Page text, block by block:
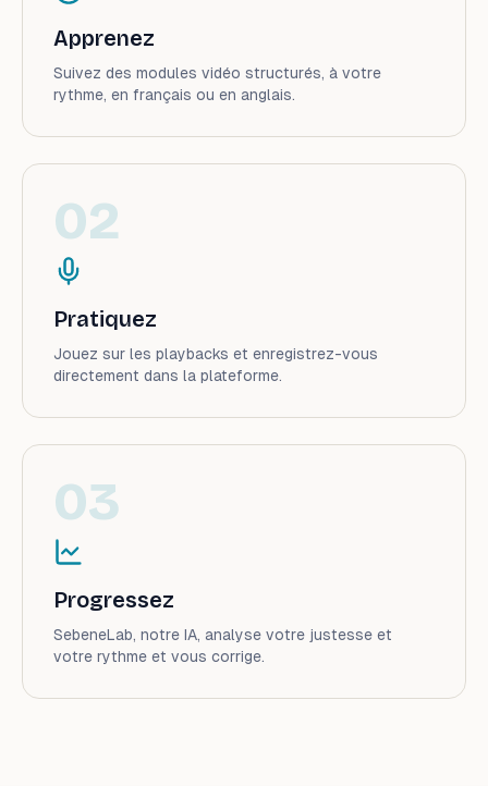
Apprenez
Suivez des modules vidéo structurés, à votre
rythme, en français ou en anglais.
02
Pratiquez
Jouez sur les playbacks et enregistrez-vous
directement dans la plateforme.
03
Progressez
SebeneLab, notre IA, analyse votre justesse et
votre rythme et vous corrige.